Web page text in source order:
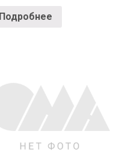
Подробнее